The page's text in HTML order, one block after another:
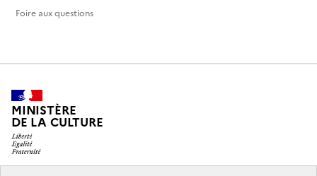
Foire aux questions
MINISTÈRE
DE LA CULTURE